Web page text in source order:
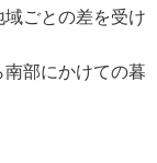
ごとの差を受け
部にかけての暮